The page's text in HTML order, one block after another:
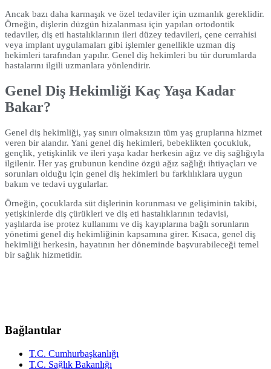
Ancak bazı daha karmaşık ve özel tedaviler için uzmanlık gereklidir.
Örneğin, dişlerin düzgün hizalanması için yapılan ortodontik
tedaviler, diş eti hastalıklarının ileri düzey tedavileri, çene cerrahisi
veya implant uygulamaları gibi işlemler genellikle uzman diş
hekimleri tarafından yapılır. Genel diş hekimleri bu tür durumlarda
hastalarını ilgili uzmanlara yönlendirir.
Genel Diş Hekimliği Kaç Yaşa Kadar
Bakar?
Genel diş hekimliği, yaş sınırı olmaksızın tüm yaş gruplarına hizmet
veren bir alandır. Yani genel diş hekimleri, bebeklikten çocukluk,
gençlik, yetişkinlik ve ileri yaşa kadar herkesin ağız ve diş sağlığıyla
ilgilenir. Her yaş grubunun kendine özgü ağız sağlığı ihtiyaçları ve
sorunları olduğu için genel diş hekimleri bu farklılıklara uygun
bakım ve tedavi uygularlar.
Örneğin, çocuklarda süt dişlerinin korunması ve gelişiminin takibi,
yetişkinlerde diş çürükleri ve diş eti hastalıklarının tedavisi,
yaşlılarda ise protez kullanımı ve diş kayıplarına bağlı sorunların
yönetimi genel diş hekimliğinin kapsamına girer. Kısaca, genel diş
hekimliği herkesin, hayatının her döneminde başvurabileceği temel
bir sağlık hizmetidir.
Bağlantılar
T.C. Cumhurbaşkanlığı
T.C. Sağlık Bakanlığı